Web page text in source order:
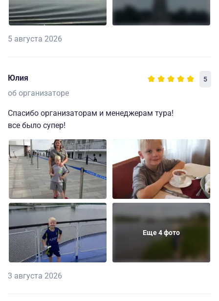
5 августа 2026
Юлия 5
об организаторе
Спасибо организаторам и менеджерам тура!
все было супер!
Еще 4 фото
3 августа 2026